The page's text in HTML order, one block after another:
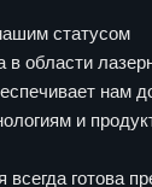
статусом
в области
нам
и
готова